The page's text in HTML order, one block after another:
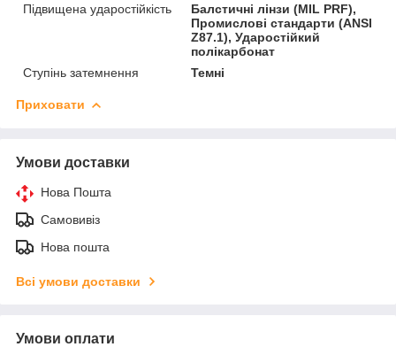
Підвищена ударостійкість
Балстичні лінзи (MIL PRF),
Промислові стандарти (ANSI
Z87.1), Ударостійкий
полікарбонат
Ступінь затемнення
Темні
Приховати
Умови доставки
Нова Пошта
Самовивіз
Нова пошта
Всі умови доставки
Умови оплати